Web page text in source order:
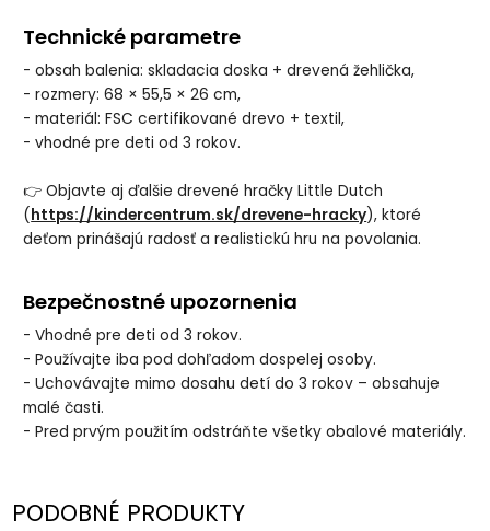
Technické parametre
- obsah balenia: skladacia doska + drevená žehlička,
- rozmery: 68 × 55,5 × 26 cm,
- materiál: FSC certifikované drevo + textil,
- vhodné pre deti od 3 rokov.
👉 Objavte aj ďalšie drevené hračky Little Dutch
(https://kindercentrum.sk/drevene-hracky), ktoré
deťom prinášajú radosť a realistickú hru na povolania.
Bezpečnostné upozornenia
- Vhodné pre deti od 3 rokov.
- Používajte iba pod dohľadom dospelej osoby.
- Uchovávajte mimo dosahu detí do 3 rokov – obsahuje
malé časti.
- Pred prvým použitím odstráňte všetky obalové materiály.
PODOBNÉ PRODUKTY